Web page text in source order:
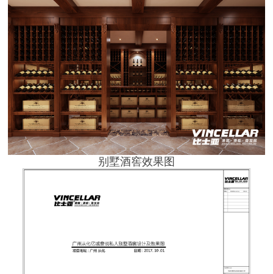
别墅酒窖效果图